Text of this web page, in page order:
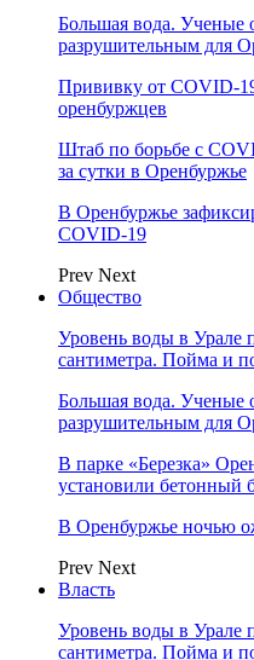
Большая вода. Ученые
разрушительным для
Прививку от COVID-
оренбуржцев
Штаб по борьбе с
за сутки в Оренбуржье
В Оренбуржье
COVID-19
Prev Next
Общество
Уровень воды в Урале
сантиметра. Пойма и
Большая вода. Ученые
разрушительным для
В парке «Березка»
установили бетонный
В Оренбуржье ночью
Prev Next
Власть
Уровень воды в Урале
сантиметра. Пойма и